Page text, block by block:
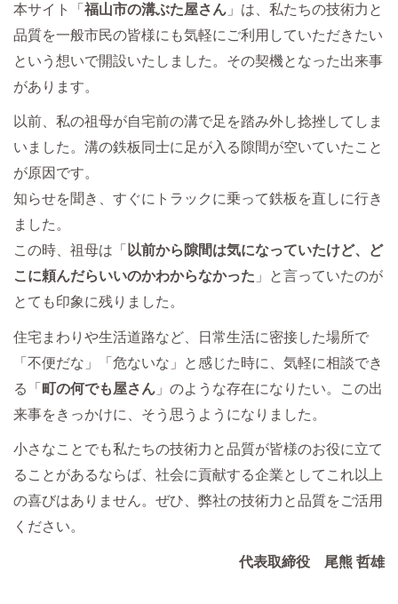
本サイト「 福山市の溝ぶた屋さん 」は、私たちの技術力と
品質を一般市民の皆様にも気軽にご利用していただきたい
という想いで開設いたしました。その契機となった出来事
があります。
以前、私の祖母が自宅前の溝で足を踏み外し捻挫してしま
いました。溝の鉄板同士に足が入る隙間が空いていたこと
が原因です。
知らせを聞き、すぐにトラックに乗って鉄板を直しに行き
ました。
この時、祖母は「 以前から隙間は気になっていたけど、ど
こに頼んだらいいのかわからなかった 」と言っていたのが
とても印象に残りました。
住宅まわりや生活道路など、日常生活に密接した場所で
「不便だな」「危ないな」と感じた時に、気軽に相談でき
る「 町の何でも屋さん 」のような存在になりたい。この出
来事をきっかけに、そう思うようになりました。
小さなことでも私たちの技術力と品質が皆様のお役に立て
ることがあるならば、社会に貢献する企業としてこれ以上
の喜びはありません。ぜひ、弊社の技術力と品質をご活用
ください。
代表取締役 尾熊 哲雄